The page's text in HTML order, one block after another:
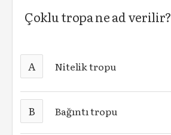
Çoklu tropa ne ad verilir?
A Nitelik tropu
B Bağıntı tropu